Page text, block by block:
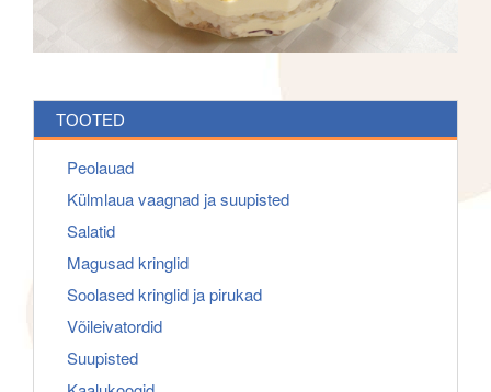
TOOTED
Peolauad
Külmlaua vaagnad ja suupisted
Salatid
Magusad kringlid
Soolased kringlid ja pirukad
Võileivatordid
Suupisted